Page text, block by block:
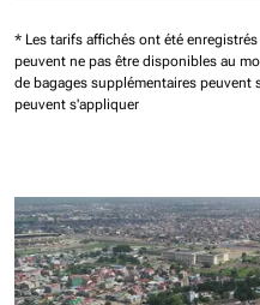
* Les tarifs affichés ont été
peuvent ne pas être disponibles au
de bagages supplémentaires peuvent
peuvent s'appliquer